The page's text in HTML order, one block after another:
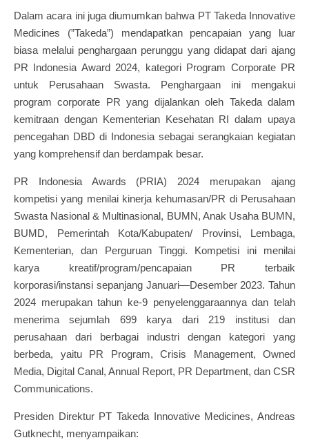
Dalam acara ini juga diumumkan bahwa PT Takeda Innovative
Medicines (”Takeda”) mendapatkan pencapaian yang luar
biasa melalui penghargaan perunggu yang didapat dari ajang
PR Indonesia Award 2024, kategori Program Corporate PR
untuk Perusahaan Swasta. Penghargaan ini mengakui
program corporate PR yang dijalankan oleh Takeda dalam
kemitraan dengan Kementerian Kesehatan RI dalam upaya
pencegahan DBD di Indonesia sebagai serangkaian kegiatan
yang komprehensif dan berdampak besar.
PR Indonesia Awards (PRIA) 2024 merupakan ajang
kompetisi yang menilai kinerja kehumasan/PR di Perusahaan
Swasta Nasional & Multinasional, BUMN, Anak Usaha BUMN,
BUMD, Pemerintah Kota/Kabupaten/ Provinsi, Lembaga,
Kementerian, dan Perguruan Tinggi. Kompetisi ini menilai
karya kreatif/program/pencapaian PR terbaik
korporasi/instansi sepanjang Januari—Desember 2023. Tahun
2024 merupakan tahun ke-9 penyelenggaraannya dan telah
menerima sejumlah 699 karya dari 219 institusi dan
perusahaan dari berbagai industri dengan kategori yang
berbeda, yaitu PR Program, Crisis Management, Owned
Media, Digital Canal, Annual Report, PR Department, dan CSR
Communications.
Presiden Direktur PT Takeda Innovative Medicines, Andreas
Gutknecht, menyampaikan: